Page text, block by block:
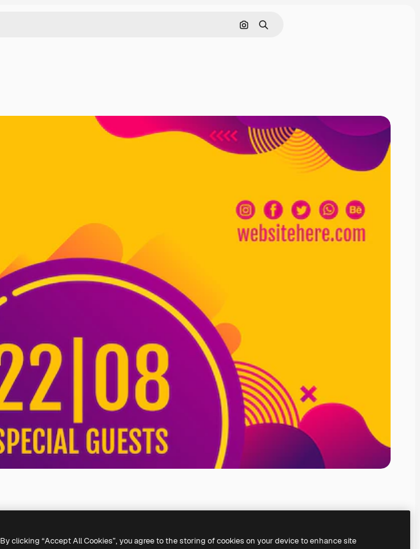
Buscar por imagen
Buscar
By clicking “Accept All Cookies”, you agree to the storing of cookies on your device to enhance site